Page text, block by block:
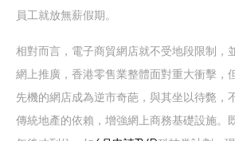
員工就放無薪假期。
相對而言，電子商貿網店就不受地段限制，
網上推廣，香港零售業整體面對重大衝擊，
先機的網店成為逆市奇葩，與其坐以待斃，
傳統地產的依賴，增強網上商務基礎設施。